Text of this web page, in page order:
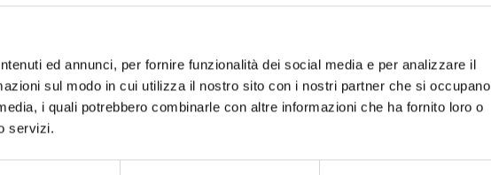
ed annunci, per fornire funzionalità dei social media e per analizzare il
sul modo in cui utilizza il nostro sito con i nostri partner che si occupano
i quali potrebbero combinarle con altre informazioni che ha fornito loro o
servizi.
sulle novità e gli appuntamenti in agenda!